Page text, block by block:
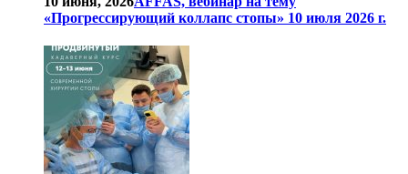
«Прогрессирующий коллапс стопы» 10 июля 2026 г.